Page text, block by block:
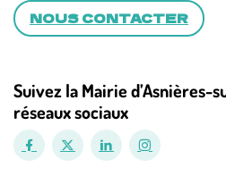
NOUS CONTACTER
Suivez la Mairie d’Asnières-
réseaux sociaux